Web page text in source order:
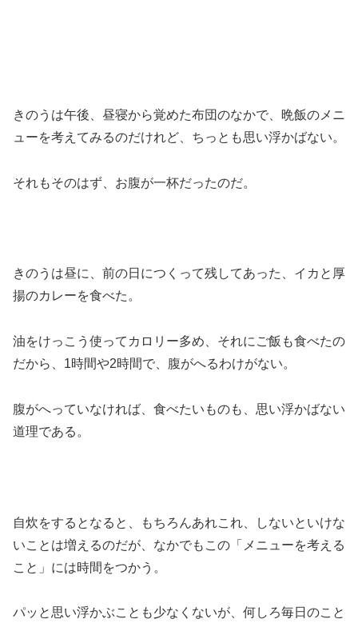
きのうは午後、昼寝から覚めた布団のなかで、晩飯のメニ
ューを考えてみるのだけれど、ちっとも思い浮かばない。
それもそのはず、お腹が一杯だったのだ。
きのうは昼に、前の日につくって残してあった、イカと厚
揚のカレーを食べた。
油をけっこう使ってカロリー多め、それにご飯も食べたの
だから、1時間や2時間で、腹がへるわけがない。
腹がへっていなければ、食べたいものも、思い浮かばない
道理である。
自炊をするとなると、もちろんあれこれ、しないといけな
いことは増えるのだが、なかでもこの「メニューを考える
こと」には時間をつかう。
パッと思い浮かぶことも少なくないが、何しろ毎日のこと